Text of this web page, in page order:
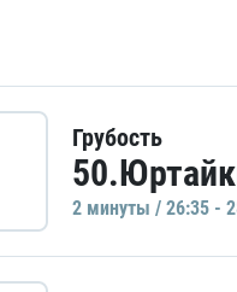
Грубость
2 минуты / 26:35 -